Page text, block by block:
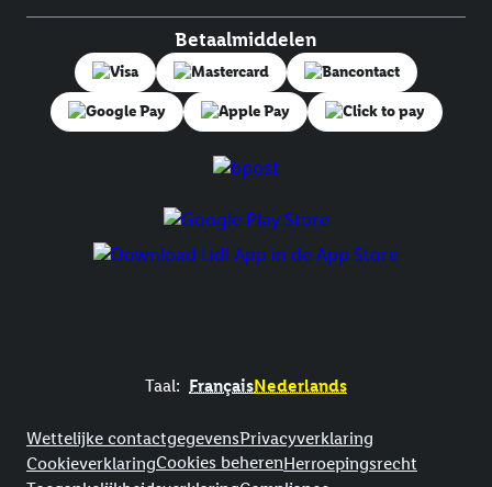
Betaalmiddelen
Taal: FrançaisNederlands
Wettelijke contactgegevensPrivacyverklaring
CookieverklaringCookies beherenHerroepingsrecht